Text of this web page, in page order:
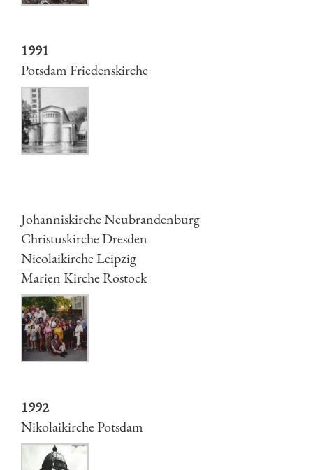
1991
Potsdam Friedenskirche
Johanniskirche Neubrandenburg
Christuskirche Dresden
Nicolaikirche Leipzig
Marien Kirche Rostock
1992
Nikolaikirche Potsdam